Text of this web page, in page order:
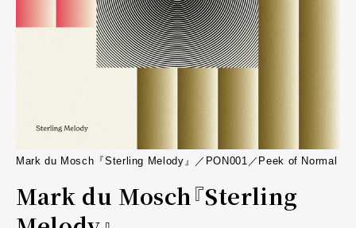
Mark du Mosch『Sterling Melody』／PON001／Peek of Normal
Mark du Mosch『Sterling